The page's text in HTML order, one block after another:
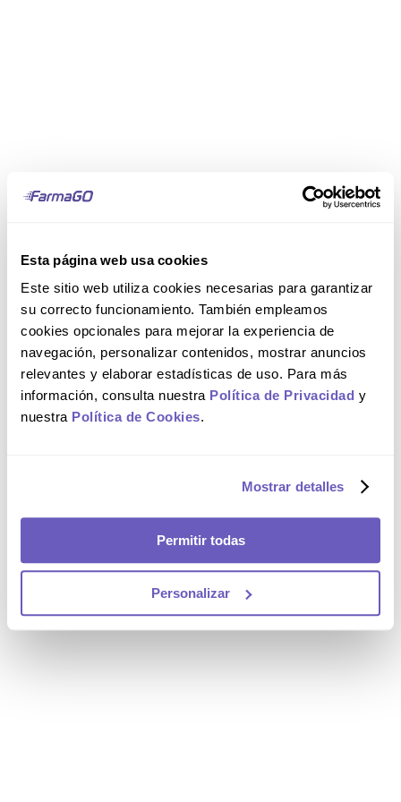
Esta página web usa cookies
Este sitio web utiliza cookies necesarias para garantizar
su correcto funcionamiento. También empleamos
cookies opcionales para mejorar la experiencia de
navegación, personalizar contenidos, mostrar anuncios
relevantes y elaborar estadísticas de uso. Para más
información, consulta nuestra Política de Privacidad y
nuestra Política de Cookies.
Mostrar detalles
Permitir todas
Personalizar